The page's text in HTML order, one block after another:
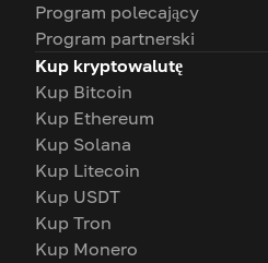
Program polecający
Program partnerski
Kup kryptowalutę
Kup Bitcoin
Kup Ethereum
Kup Solana
Kup Litecoin
Kup USDT
Kup Tron
Kup Monero